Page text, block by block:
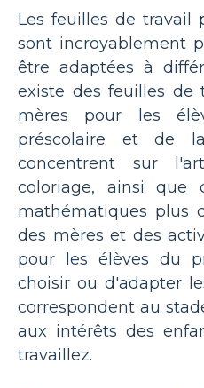
Les feuilles de travail
sont incroyablement
être adaptées à
existe des feuilles de
mères pour les
préscolaire et de
concentrent sur
coloriage, ainsi que
mathématiques plus
des mères et des
pour les élèves du
choisir ou d'adapter
correspondent au
aux intérêts des
travaillez.